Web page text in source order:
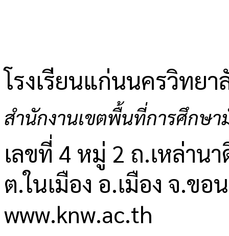
โรงเรียนแก่นนครวิทยา
สำนักงานเขตพื้นที่การศึกษ
เลขที่ 4 หมู่ 2 ถ.เหล่าน
ต.ในเมือง อ.เมือง จ.ขอ
www.knw.ac.th